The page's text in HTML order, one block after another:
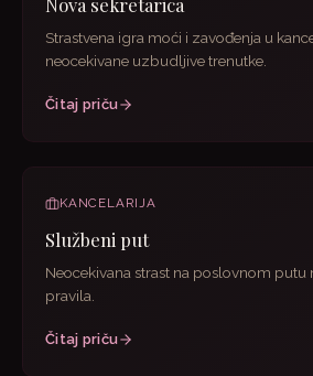
Strastvena igra moći i zavođenja u
neocekivane uzbudljive trenutke.
Čitaj priču
KANCELARIJA
Službeni put
Neocekivana strast na poslovnom putu
pravila.
Čitaj priču